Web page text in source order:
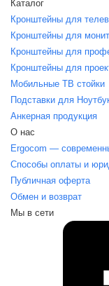
Каталог
Кронштейны для
Кронштейны для
Кронштейны для
Кронштейны для
Мобильные ТВ стойки
Подставки для
Анкерная продукция
О нас
Ergocom —
Способы оплаты и
Публичная оферта
Обмен и возврат
Мы в сети